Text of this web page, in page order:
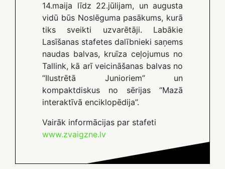
14.maija līdz 22.jūlijam, un augusta
vidū būs Noslēguma pasākums, kurā
tiks sveikti uzvarētāji. Labākie
Lasīšanas stafetes dalībnieki saņems
naudas balvas, kruīza ceļojumus no
Tallink, kā arī veicināšanas balvas no
“Ilustrētā Junioriem” un
kompaktdiskus no sērijas “Mazā
interaktīvā enciklopēdija”.
Vairāk informācijas par stafeti
www.zvaigzne.lv